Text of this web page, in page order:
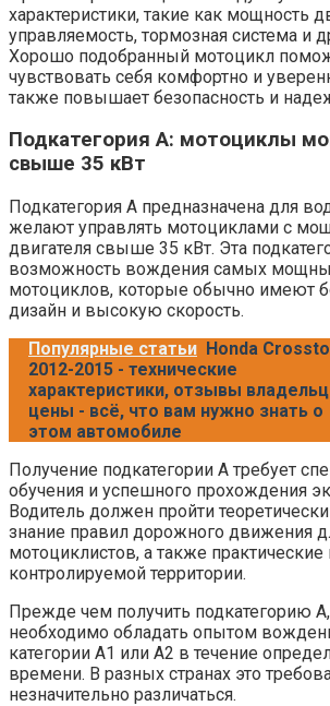
характеристики, такие как мощность
управляемость, тормозная система и
Хорошо подобранный мотоцикл
чувствовать себя комфортно и
также повышает безопасность и
Подкатегория A: мотоциклы
свыше 35 кВт
Подкатегория A предназначена для
желают управлять мотоциклами с
двигателя свыше 35 кВт. Эта
возможность вождения самых
мотоциклов, которые обычно имеют
дизайн и высокую скорость.
Популярные статьи Honda
2012-2015 - технические
характеристики, отзывы
цены - всё, что вам нужно знать о
этом автомобиле
Получение подкатегории A требует
обучения и успешного прохождения
Водитель должен пройти
знание правил дорожного движения
мотоциклистов, а также практические
контролируемой территории.
Прежде чем получить подкатегорию
необходимо обладать опытом
категории A1 или A2 в течение
времени. В разных странах это
незначительно различаться.